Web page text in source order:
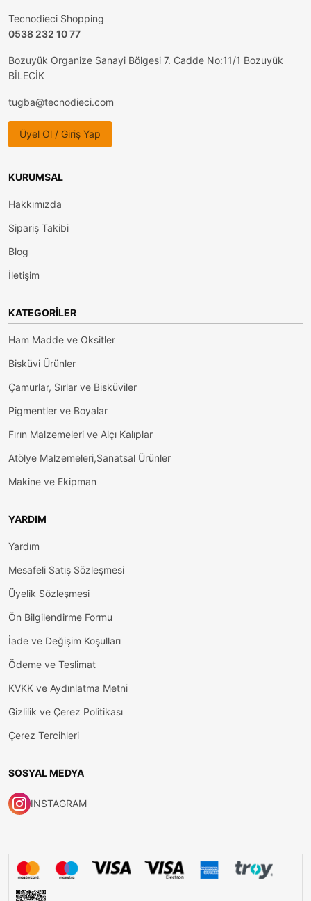
Tecnodieci Shopping
0538 232 10 77
Bozuyük Organize Sanayi Bölgesi 7. Cadde No:11/1 Bozuyük
BİLECİK
tugba@tecnodieci.com
Üyel Ol / Giriş Yap
KURUMSAL
Hakkımızda
Sipariş Takibi
Blog
İletişim
KATEGORILER
Ham Madde ve Oksitler
Bisküvi Ürünler
Çamurlar, Sırlar ve Bisküviler
Pigmentler ve Boyalar
Fırın Malzemeleri ve Alçı Kalıplar
Atölye Malzemeleri,Sanatsal Ürünler
Makine ve Ekipman
YARDIM
Yardım
Mesafeli Satış Sözleşmesi
Üyelik Sözleşmesi
Ön Bilgilendirme Formu
İade ve Değişim Koşulları
Ödeme ve Teslimat
KVKK ve Aydınlatma Metni
Gizlilik ve Çerez Politikası
Çerez Tercihleri
SOSYAL MEDYA
INSTAGRAM